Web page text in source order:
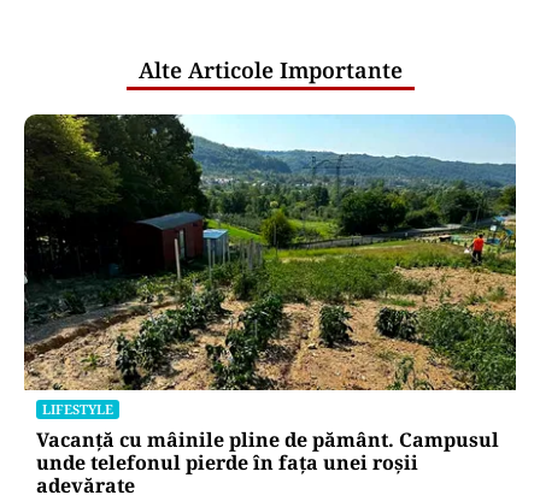
Alte Articole Importante
LIFESTYLE
Vacanță cu mâinile pline de pământ. Campusul
unde telefonul pierde în fața unei roșii
adevărate